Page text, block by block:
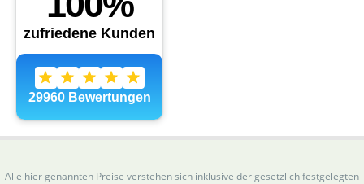
Alle hier genannten Preise verstehen sich inklusive der gesetzlich festgelegten